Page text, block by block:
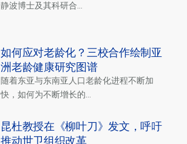
静波博士及其科研合...
如何应对老龄化？三校合作绘制亚
洲老龄健康研究图谱
随着东亚与东南亚人口老龄化进程不断加
快，如何为不断增长的...
昆杜教授在《柳叶刀》发文，呼吁
推动世卫组织改革